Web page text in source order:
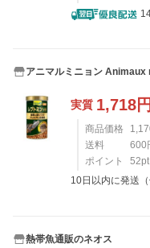
アニマルミニョン Animaux
実質 1,718円
商品価格
送料
600
ポイント
52pt
10日以内に発送（
熱帯魚通販のネオス